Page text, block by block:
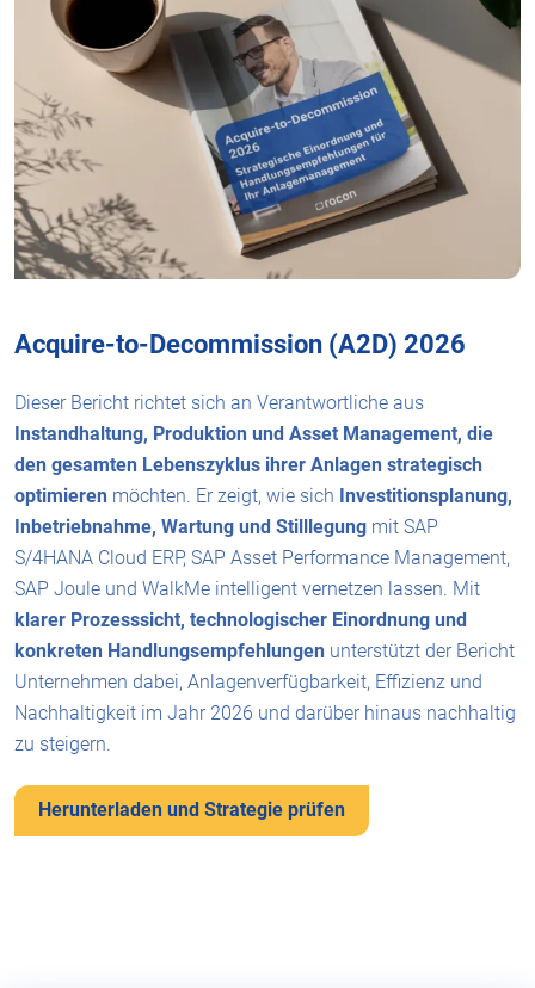
Acquire-to-Decommission (A2D) 2026
Dieser Bericht richtet sich an Verantwortliche aus
Instandhaltung, Produktion und Asset Management, die
den gesamten Lebenszyklus ihrer Anlagen strategisch
optimieren möchten. Er zeigt, wie sich Investitionsplanung,
Inbetriebnahme, Wartung und Stilllegung mit SAP
S/4HANA Cloud ERP, SAP Asset Performance Management,
SAP Joule und WalkMe intelligent vernetzen lassen. Mit
klarer Prozesssicht, technologischer Einordnung und
konkreten Handlungsempfehlungen unterstützt der Bericht
Unternehmen dabei, Anlagenverfügbarkeit, Effizienz und
Nachhaltigkeit im Jahr 2026 und darüber hinaus nachhaltig
zu steigern.
Herunterladen und Strategie prüfen